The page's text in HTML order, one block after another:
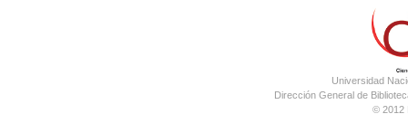
Universidad
Dirección General de
© 2012